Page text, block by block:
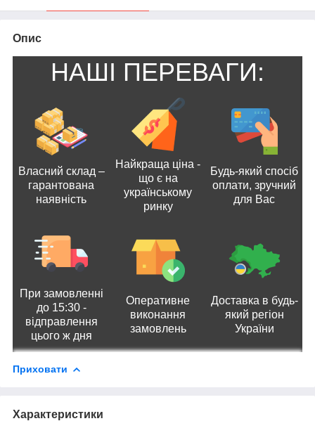
Опис
НАШІ ПЕРЕВАГИ:
Власний склад –
гарантована
наявність
Найкраща ціна -
що є на
українському
ринку
Будь-який спосіб
оплати, зручний
для Вас
При замовленні
до 15:30 -
відправлення
цього ж дня
Оперативне
виконання
замовлень
Доставка в будь-
який регіон
України
Приховати
Характеристики